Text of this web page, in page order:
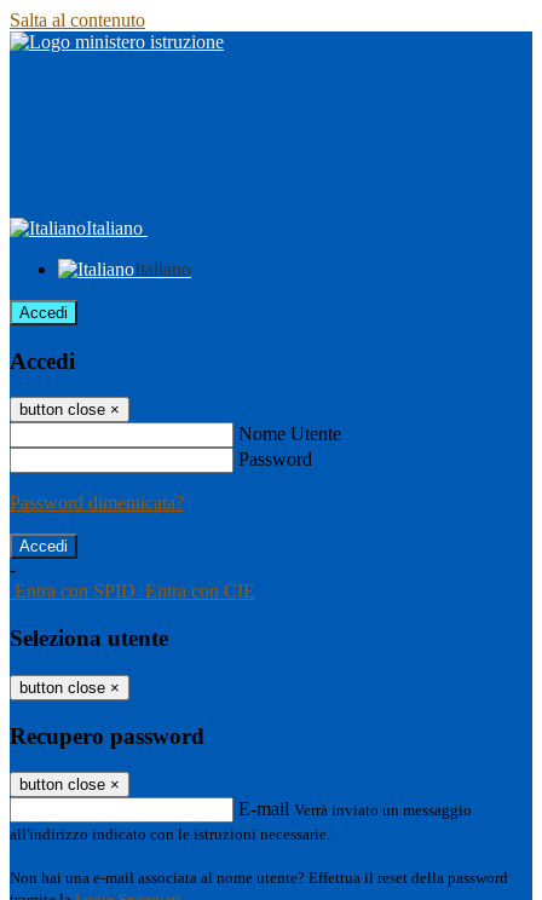
Salta al contenuto
Italiano
Italiano
Accedi
Accedi
button close ×
Nome Utente
Password
Password dimenticata?
-
Entra con SPID Entra con CIE
Seleziona utente
button close ×
Recupero password
button close ×
E-mail Verrà inviato un messaggio
all'indirizzo indicato con le istruzioni necessarie.
Non hai una e-mail associata al nome utente? Effettua il reset della password